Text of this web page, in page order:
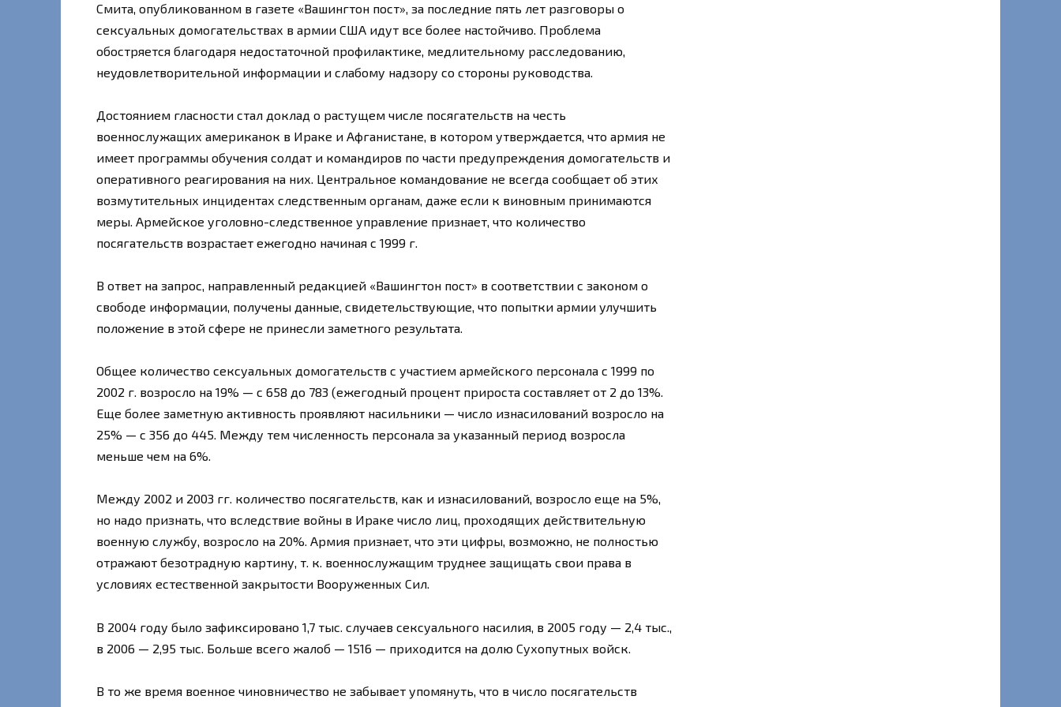
Смита, опубликованном в газете «Вашингтон пост», за последние пять лет разговоры о
сексуальных домогательствах в армии США идут все более настойчиво. Проблема
обостряется благодаря недостаточной профилактике, медлительному расследованию,
неудовлетворительной информации и слабому надзору со стороны руководства.
Достоянием гласности стал доклад о растущем числе посягательств на честь
военнослужащих американок в Ираке и Афганистане, в котором утверждается, что армия не
имеет программы обучения солдат и командиров по части предупреждения домогательств и
оперативного реагирования на них. Центральное командование не всегда сообщает об этих
возмутительных инцидентах следственным органам, даже если к виновным принимаются
меры. Армейское уголовно-следственное управление признает, что количество
посягательств возрастает ежегодно начиная с 1999 г.
В ответ на запрос, направленный редакцией «Вашингтон пост» в соответствии с законом о
свободе информации, получены данные, свидетельствующие, что попытки армии улучшить
положение в этой сфере не принесли заметного результата.
Общее количество сексуальных домогательств с участием армейского персонала с 1999 по
2002 г. возросло на 19% — с 658 до 783 (ежегодный процент прироста составляет от 2 до 13%.
Еще более заметную активность проявляют насильники — число изнасилований возросло на
25% — с 356 до 445. Между тем численность персонала за указанный период возросла
меньше чем на 6%.
Между 2002 и 2003 гг. количество посягательств, как и изнасилований, возросло еще на 5%,
но надо признать, что вследствие войны в Ираке число лиц, проходящих действительную
военную службу, возросло на 20%. Армия признает, что эти цифры, возможно, не полностью
отражают безотрадную картину, т. к. военнослужащим труднее защищать свои права в
условиях естественной закрытости Вооруженных Сил.
В 2004 году было зафиксировано 1,7 тыс. случаев сексуального насилия, в 2005 году — 2,4 тыс.,
в 2006 — 2,95 тыс. Больше всего жалоб — 1516 — приходится на долю Сухопутных войск.
В то же время военное чиновничество не забывает упомянуть, что в число посягательств